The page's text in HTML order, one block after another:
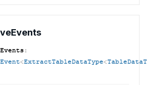
Events
Events :
<ExtractTableDataType<